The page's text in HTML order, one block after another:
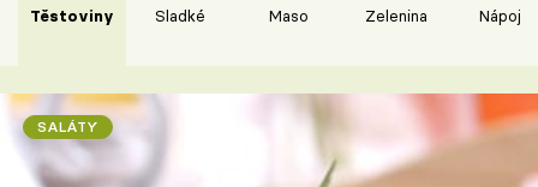
Těstoviny Sladké Maso Zelenina Nápoje
SALÁTY